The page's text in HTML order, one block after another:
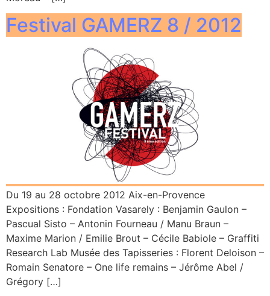
Festival GAMERZ 8 / 2012
Du 19 au 28 octobre 2012 Aix-en-Provence
Expositions : Fondation Vasarely : Benjamin Gaulon –
Pascual Sisto – Antonin Fourneau / Manu Braun –
Maxime Marion / Emilie Brout – Cécile Babiole – Graffiti
Research Lab Musée des Tapisseries : Florent Deloison –
Romain Senatore – One life remains – Jérôme Abel /
Grégory […]